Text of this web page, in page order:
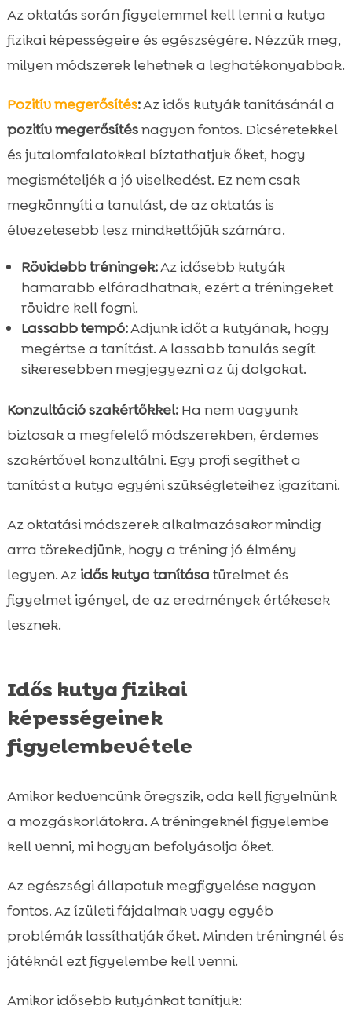
Az oktatás során figyelemmel kell lenni a kutya
fizikai képességeire és egészségére. Nézzük meg,
milyen módszerek lehetnek a leghatékonyabbak.
Pozitív megerősítés:Az idős kutyák tanításánál a
pozitív megerősítésnagyon fontos. Dicséretekkel
és jutalomfalatokkal bíztathatjuk őket, hogy
megismételjék a jó viselkedést. Ez nem csak
megkönnyíti a tanulást, de az oktatás is
élvezetesebb lesz mindkettőjük számára.
Rövidebb tréningek:Az idősebb kutyák
hamarabb elfáradhatnak, ezért a tréningeket
rövidre kell fogni.
Lassabb tempó:Adjunk időt a kutyának, hogy
megértse a tanítást. A lassabb tanulás segít
sikeresebben megjegyezni az új dolgokat.
Konzultáció szakértőkkel:Ha nem vagyunk
biztosak a megfelelő módszerekben, érdemes
szakértővel konzultálni. Egy profi segíthet a
tanítást a kutya egyéni szükségleteihez igazítani.
Az oktatási módszerek alkalmazásakor mindig
arra törekedjünk, hogy a tréning jó élmény
legyen. Az idős kutya tanítása türelmet és
figyelmet igényel, de az eredmények értékesek
lesznek.
Idős kutya fizikai
képességeinek
figyelembevétele
Amikor kedvencünk öregszik, oda kell figyelnünk
a mozgáskorlátokra. A tréningeknél figyelembe
kell venni, mi hogyan befolyásolja őket.
Az egészségi állapotuk megfigyelése nagyon
fontos. Az ízületi fájdalmak vagy egyéb
problémák lassíthatják őket. Minden tréningnél és
játéknál ezt figyelembe kell venni.
Amikor idősebb kutyánkat tanítjuk: